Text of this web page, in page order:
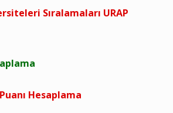
Sıralamaları URAP
Hesaplama